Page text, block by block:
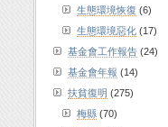
生態環境恢復 (6)
生態環境惡化 (17)
基金會工作報告 (24)
基金會年報 (14)
扶貧復明 (275)
梅縣 (70)